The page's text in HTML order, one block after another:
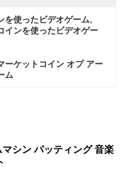
を使ったビデオゲーム,
インを使ったビデオゲー
ーケットコイン オプ アー
ム
シン パッティング 音楽